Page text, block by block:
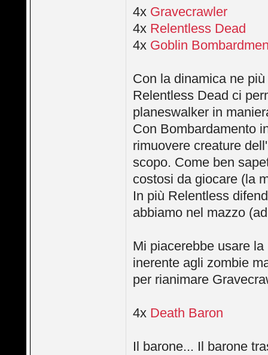
4x Gravecrawler
4x Relentless Dead
4x Goblin
Con la dinamica ne
Relentless Dead ci
planeswalker in
Con Bombardamento
rimuovere creature
scopo. Come ben
costosi da giocare (la
In più Relentless
abbiamo nel mazzo
Mi piacerebbe usare la
inerente agli zombie
per rianimare
4x Death Baron
Il barone... Il barone